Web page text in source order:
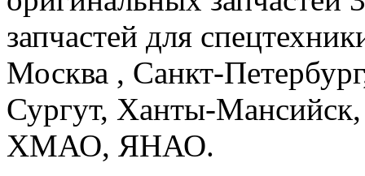
запчастей для
Москва , Санкт-
Сургут, Ханты-
ХМАО, ЯНАО.